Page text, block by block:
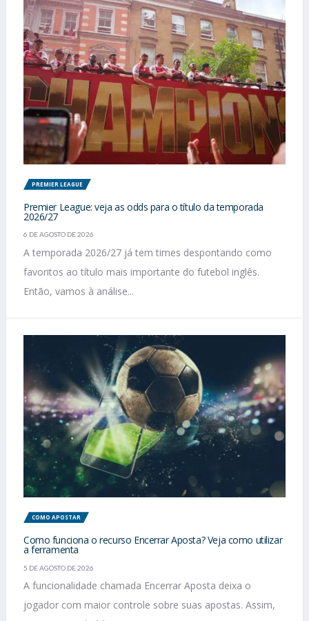
PREMIER LEAGUE
Premier League: veja as odds para o título da temporada
2026/27
6 DE AGOSTO DE 2026
A temporada 2026/27 já tem times despontando como
favoritos ao título mais importante do futebol inglês.
Então, vamos à análise...
COMO APOSTAR
Como funciona o recurso Encerrar Aposta? Veja como utilizar
a ferramenta
5 DE AGOSTO DE 2026
A funcionalidade chamada Encerrar Aposta deixa o
jogador com maior controle sobre suas apostas. Assim,